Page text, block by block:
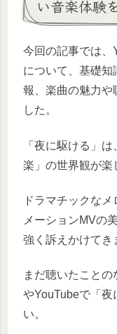
い音楽体験
今回の記事では、
について、基礎
報、楽曲の魅力や
した。
「夜に駆ける」
楽」の世界観が楽
ドラマチックな
メーションMVの
強く訴えかけてき
まだ聴いたこと
やYouTubeで「夜
い。